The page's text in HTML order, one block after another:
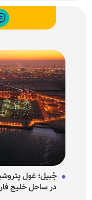
جُبیل؛ غول
در ساحل خلیج